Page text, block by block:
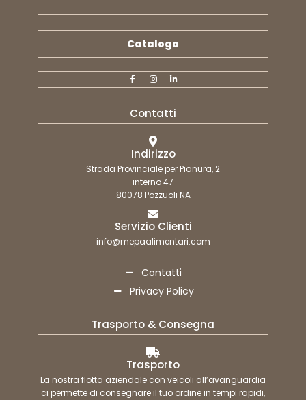
Catalogo
Contatti
Indirizzo
Strada Provinciale per Pianura, 2
interno 47
80078 Pozzuoli NA
Servizio Clienti
info@mepaalimentari.com
Contatti
Privacy Policy
Trasporto & Consegna
Trasporto
La nostra flotta aziendale con veicoli all’avanguardia
ci permette di consegnare il tuo ordine in tempi rapidi,